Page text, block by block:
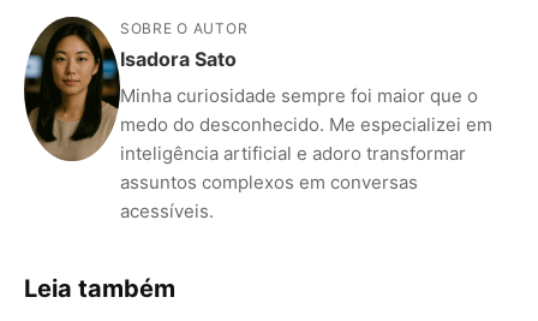
SOBRE O AUTOR
Isadora Sato
Minha curiosidade sempre foi maior que o
medo do desconhecido. Me especializei em
inteligência artificial e adoro transformar
assuntos complexos em conversas
acessíveis.
Leia também